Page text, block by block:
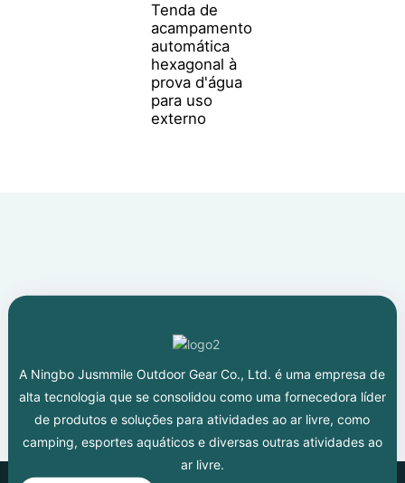
Tenda de
acampamento
automática
hexagonal à
prova d'água
para uso
externo
A Ningbo Jusmmile Outdoor Gear Co., Ltd. é uma empresa de
alta tecnologia que se consolidou como uma fornecedora líder
de produtos e soluções para atividades ao ar livre, como
camping, esportes aquáticos e diversas outras atividades ao
ar livre.